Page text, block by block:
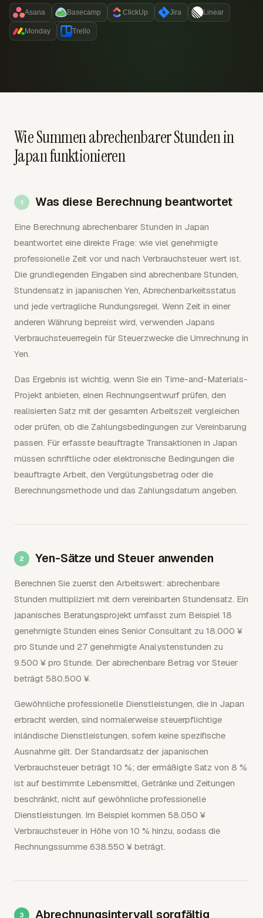
Asana Basecamp ClickUp Jira Linear
Monday Trello
Wie Summen abrechenbarer Stunden in
Japan funktionieren
Was diese Berechnung beantwortet
Eine Berechnung abrechenbarer Stunden in Japan
beantwortet eine direkte Frage: wie viel genehmigte
professionelle Zeit vor und nach Verbrauchsteuer wert ist.
Die grundlegenden Eingaben sind abrechenbare Stunden,
Stundensatz in japanischen Yen, Abrechenbarkeitsstatus
und jede vertragliche Rundungsregel. Wenn Zeit in einer
anderen Währung bepreist wird, verwenden Japans
Verbrauchsteuerregeln für Steuerzwecke die Umrechnung in
Yen.
Das Ergebnis ist wichtig, wenn Sie ein Time-and-Materials-
Projekt anbieten, einen Rechnungsentwurf prüfen, den
realisierten Satz mit der gesamten Arbeitszeit vergleichen
oder prüfen, ob die Zahlungsbedingungen zur Vereinbarung
passen. Für erfasste beauftragte Transaktionen in Japan
müssen schriftliche oder elektronische Bedingungen die
beauftragte Arbeit, den Vergütungsbetrag oder die
Berechnungsmethode und das Zahlungsdatum angeben.
Yen-Sätze und Steuer anwenden
Berechnen Sie zuerst den Arbeitswert: abrechenbare
Stunden multipliziert mit dem vereinbarten Stundensatz. Ein
japanisches Beratungsprojekt umfasst zum Beispiel 18
genehmigte Stunden eines Senior Consultant zu 18.000 ¥
pro Stunde und 27 genehmigte Analystenstunden zu
9.500 ¥ pro Stunde. Der abrechenbare Betrag vor Steuer
beträgt 580.500 ¥.
Gewöhnliche professionelle Dienstleistungen, die in Japan
erbracht werden, sind normalerweise steuerpflichtige
inländische Dienstleistungen, sofern keine spezifische
Ausnahme gilt. Der Standardsatz der japanischen
Verbrauchsteuer beträgt 10 %; der ermäßigte Satz von 8 %
ist auf bestimmte Lebensmittel, Getränke und Zeitungen
beschränkt, nicht auf gewöhnliche professionelle
Dienstleistungen. Im Beispiel kommen 58.050 ¥
Verbrauchsteuer in Höhe von 10 % hinzu, sodass die
Rechnungssumme 638.550 ¥ beträgt.
Abrechnungsintervall sorgfältig